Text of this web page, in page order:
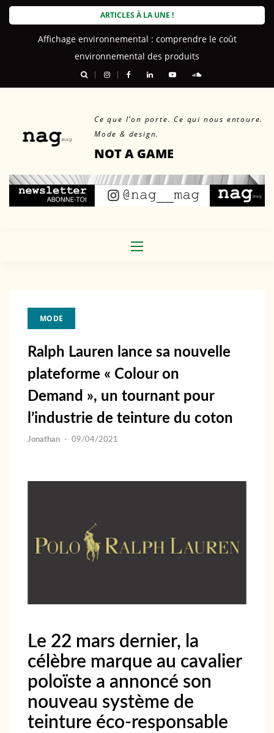
Skip
ARTICLES À LA UNE !
Affichage environnemental : comprendre le coût
environnemental des produits
Ce que l’on porte. Ce qui nous entoure.
Mode & design.
NOT A GAME
MODE
Ralph Lauren lance sa nouvelle
plateforme « Colour on
Demand », un tournant pour
l’industrie de teinture du coton
Jonathan - 09/04/2021
Le 22 mars dernier, la
célèbre marque au cavalier
poloïste a annoncé son
nouveau système de
teinture éco-responsable